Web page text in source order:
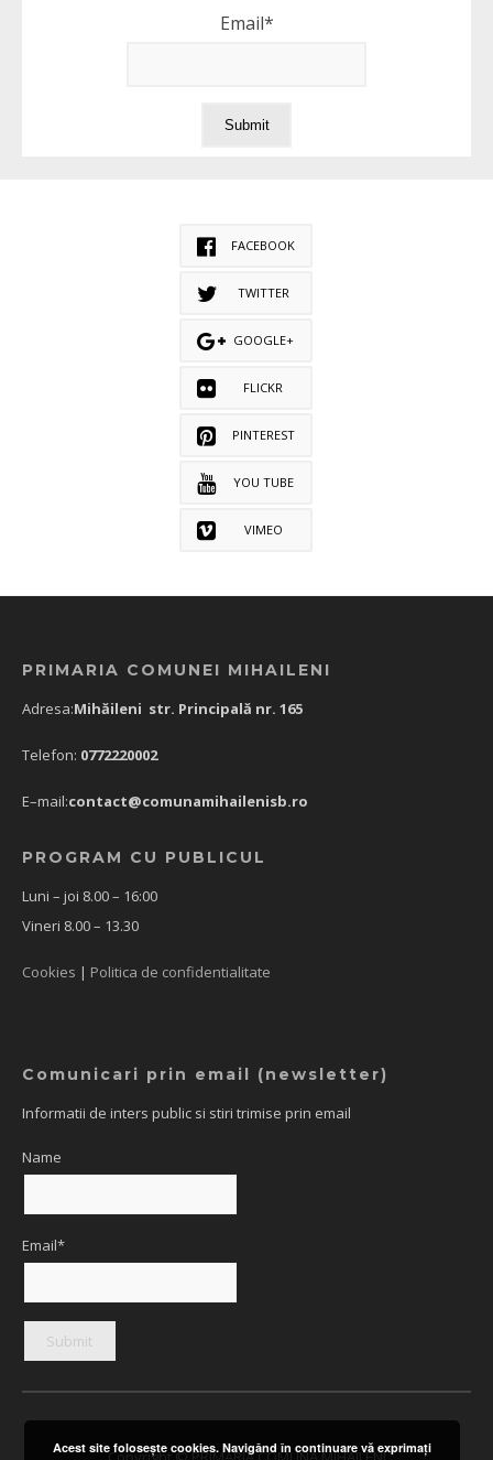
Email*
FACEBOOK
TWITTER
GOOGLE+
FLICKR
PINTEREST
YOU TUBE
VIMEO
PRIMARIA COMUNEI MIHAILENI
Adresa:Mihăileni str. Principală nr. 165
Telefon: 0772220002
E–mail:contact@comunamihailenisb.ro
PROGRAM CU PUBLICUL
Luni – joi 8.00 – 16:00
Vineri 8.00 – 13.30
Cookies | Politica de confidentialitate
Comunicari prin email (newsletter)
Informatii de inters public si stiri trimise prin email
Name
Email*
Acest site foloseşte cookies. Navigând în continuare vă exprimaţi